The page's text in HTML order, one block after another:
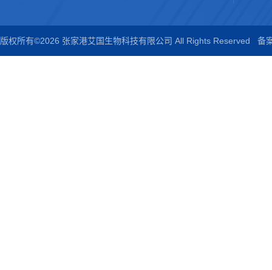
版权所有©2026 张家港艾国生物科技有限公司 All Rights Reserved 备